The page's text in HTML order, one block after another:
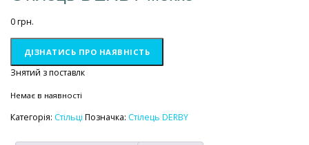
0грн.
ДІЗНАТИСЬ ПРО НАЯВНІСТЬ
Знятий з поставлк
Немає в наявності
Категорія: Стільці Позначка: Стілець DERBY